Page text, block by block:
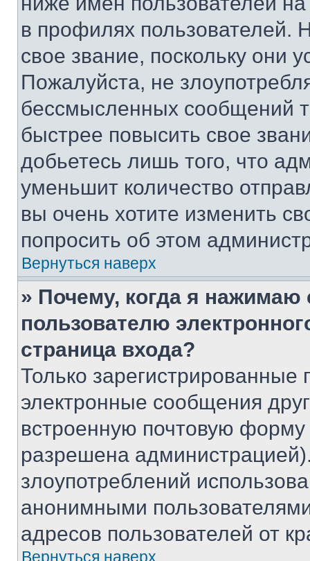
в профилях
свое звание, поскольку они
Пожалуйста, не
бессмысленных сообщений
быстрее повысить свое
добьетесь лишь того, что
уменьшит количество
вы очень хотите изменить
попросить об этом
Вернуться наверх
» Почему, когда я нажимаю
пользователю
страница входа?
Только зарегистрированные
электронные сообщения
встроенную почтовую
разрешена
злоупотреблений
анонимными
адресов пользователей от
Вернуться наверх